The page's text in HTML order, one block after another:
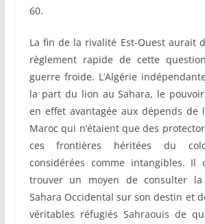
60.
La fin de la rivalité Est-Ouest aurait
règlement rapide de cette
guerre froide. L’Algérie
la part du lion au Sahara, le pouvoir
en effet avantagée aux dépends de
Maroc qui n’étaient que des
ces frontières héritées du
considérées comme intangibles. Il
trouver un moyen de consulter
Sahara Occidental sur son destin et
véritables réfugiés Sahraouis de